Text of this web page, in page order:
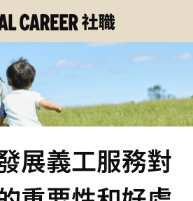
展義工服務對